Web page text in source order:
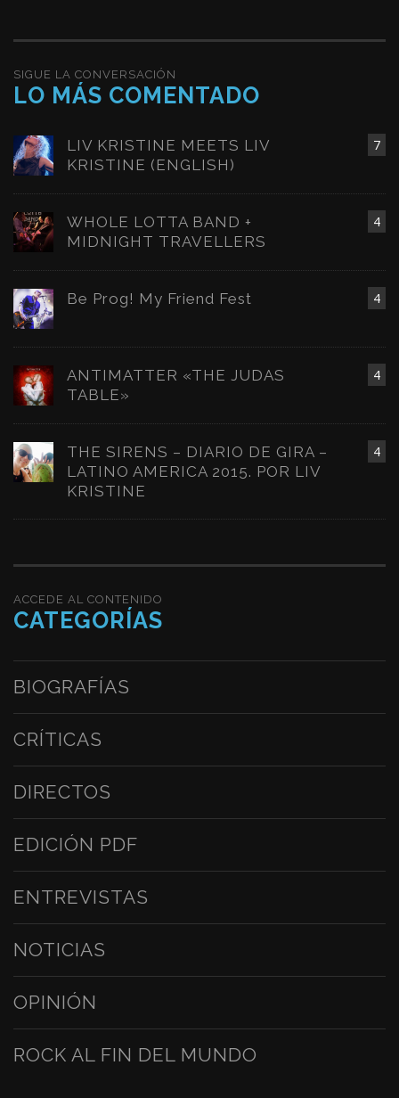
SIGUE LA CONVERSACIÓN
LO MÁS COMENTADO
7
LIV KRISTINE MEETS LIV
KRISTINE (ENGLISH)
4
WHOLE LOTTA BAND +
MIDNIGHT TRAVELLERS
4
Be Prog! My Friend Fest
4
ANTIMATTER «THE JUDAS
TABLE»
4
THE SIRENS – DIARIO DE GIRA –
LATINO AMERICA 2015. POR LIV
KRISTINE
ACCEDE AL CONTENIDO
CATEGORÍAS
BIOGRAFÍAS
CRÍTICAS
DIRECTOS
EDICIÓN PDF
ENTREVISTAS
NOTICIAS
OPINIÓN
ROCK AL FIN DEL MUNDO